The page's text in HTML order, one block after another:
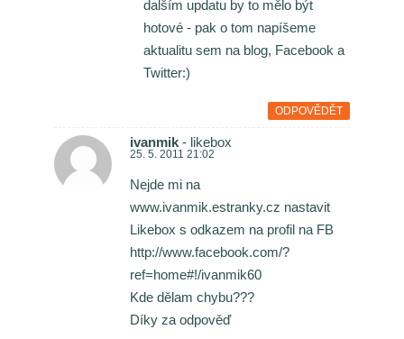
dalším updatu by to mělo být
hotové - pak o tom napíšeme
aktualitu sem na blog, Facebook a
Twitter:)
ODPOVĚDĚT
ivanmik - likebox
25. 5. 2011 21:02
Nejde mi na
www.ivanmik.estranky.cz nastavit
Likebox s odkazem na profil na FB
http://www.facebook.com/?
ref=home#!/ivanmik60
Kde dělam chybu???
Díky za odpověď